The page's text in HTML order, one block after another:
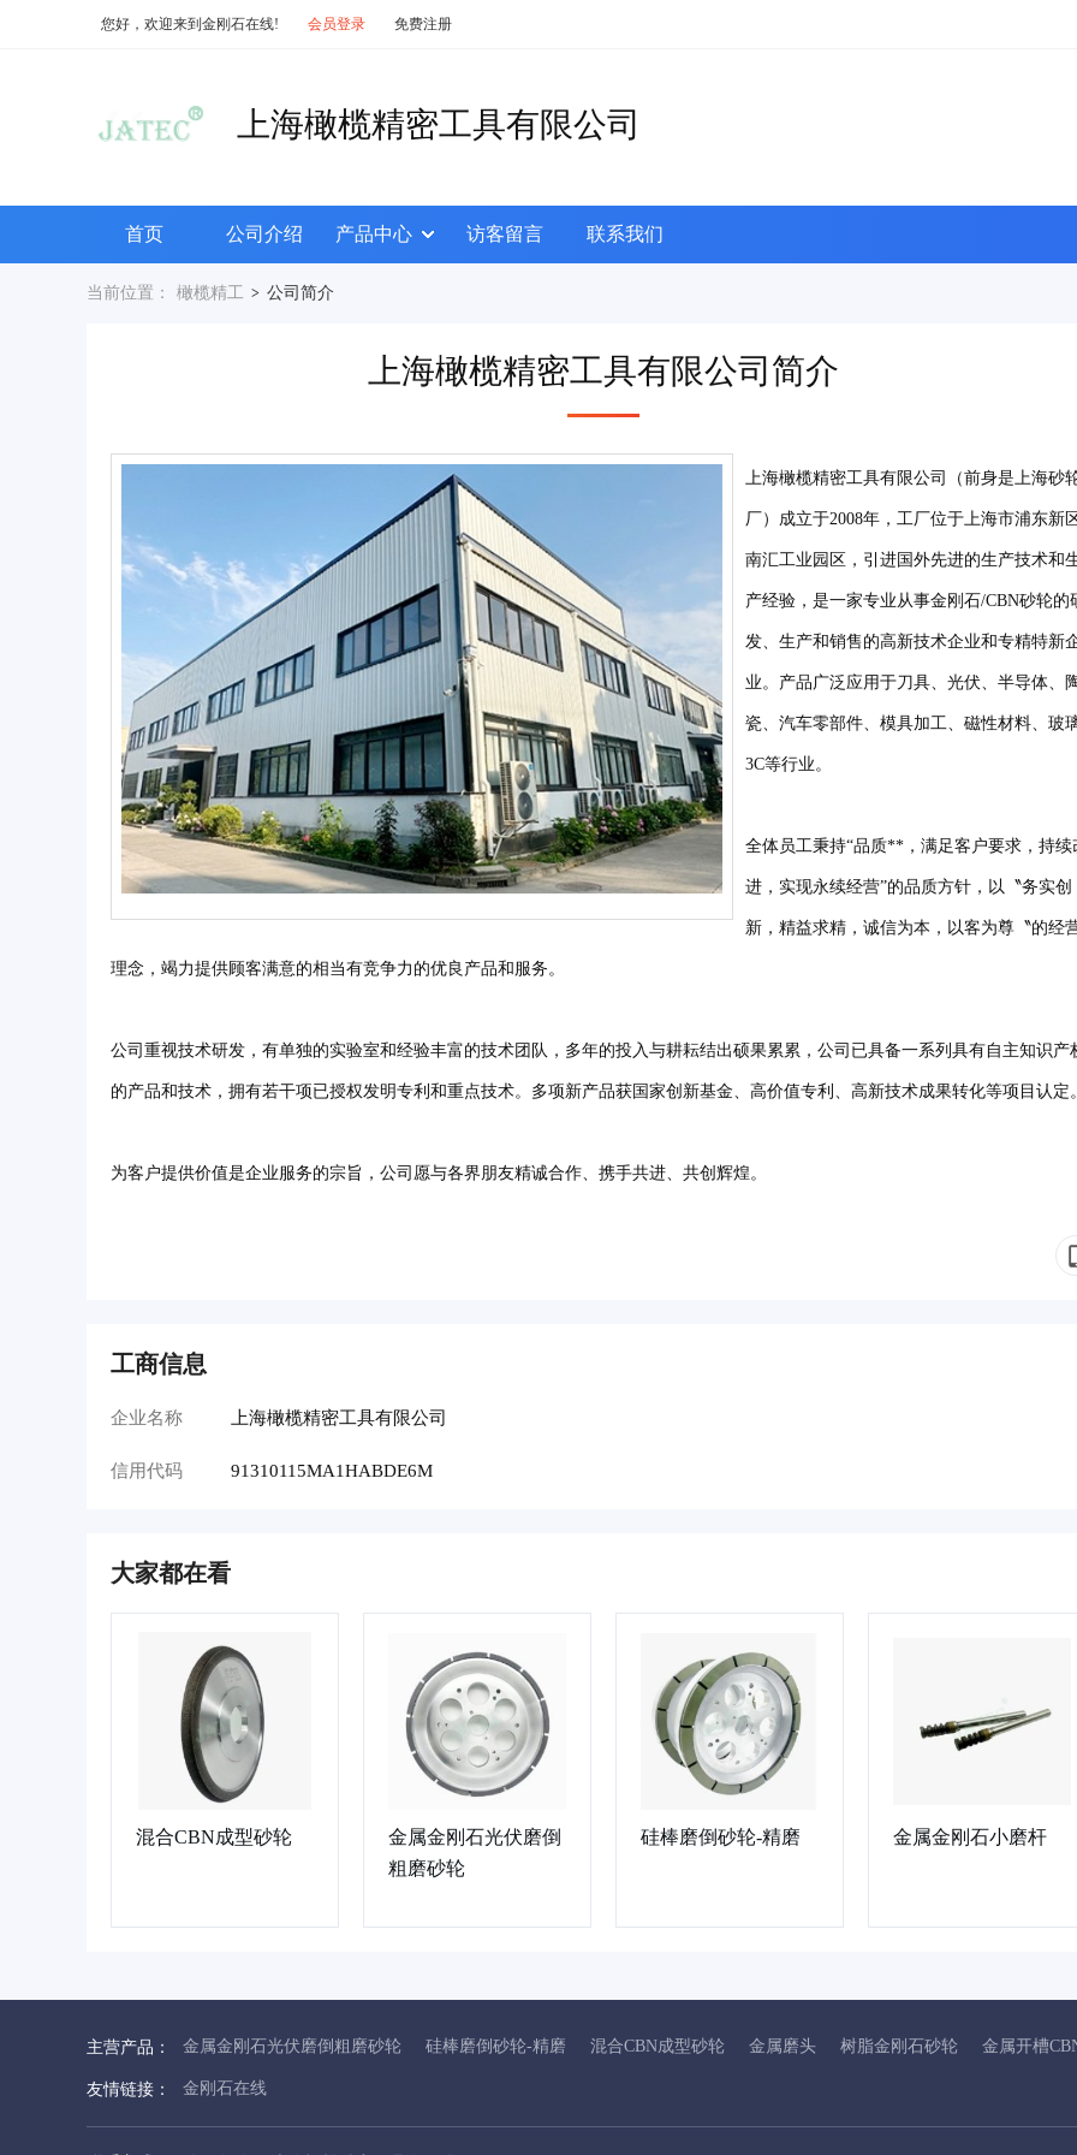
您好，欢迎来到金刚石在线! 会员登录 免费注册
上海橄榄精密工具有限公司
首页 公司介绍 产品中心 访客留言 联系我们
当前位置： 橄榄精工 > 公司简介
上海橄榄精密工具有限公司简介
上海橄榄精密工具有限公司（前身是上海砂
厂）成立于2008年，工厂位于上海市浦东新
南汇工业园区，引进国外先进的生产技术和
产经验，是一家专业从事金刚石/CBN砂轮的
发、生产和销售的高新技术企业和专精特新
业。产品广泛应用于刀具、光伏、半导体、
瓷、汽车零部件、模具加工、磁性材料、玻
3C等行业。
全体员工秉持“品质**，满足客户要求，持续
进，实现永续经营”的品质方针，以〝务实创
新，精益求精，诚信为本，以客为尊〝的经
理念，竭力提供顾客满意的相当有竞争力的优良产品和服务。
公司重视技术研发，有单独的实验室和经验丰富的技术团队，多年的投入与耕耘结出硕果累累，公司已具备一系列具有自主知识产
的产品和技术，拥有若干项已授权发明专利和重点技术。多项新产品获国家创新基金、高价值专利、高新技术成果转化等项目认定
为客户提供价值是企业服务的宗旨，公司愿与各界朋友精诚合作、携手共进、共创辉煌。
工商信息
企业名称 上海橄榄精密工具有限公司
信用代码 91310115MA1HABDE6M
大家都在看
混合CBN成型砂轮
金属金刚石光伏磨倒
粗磨砂轮
硅棒磨倒砂轮-精磨 金属金刚石小磨杆
主营产品： 金属金刚石光伏磨倒粗磨砂轮 硅棒磨倒砂轮-精磨 混合CBN成型砂轮 金属磨头 树脂金刚石砂轮 金属开槽
友情链接： 金刚石在线